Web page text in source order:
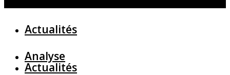
Actualités
Analyse
Actualités